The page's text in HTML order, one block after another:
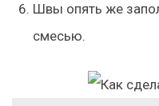
Швы опять же
смесью.